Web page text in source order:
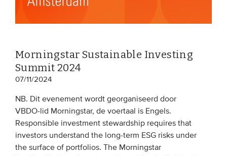
Morningstar Sustainable Investing
Summit 2024
07/11/2024
NB. Dit evenement wordt georganiseerd door
VBDO-lid Morningstar, de voertaal is Engels.
Responsible investment stewardship requires that
investors understand the long-term ESG risks under
the surface of portfolios. The Morningstar